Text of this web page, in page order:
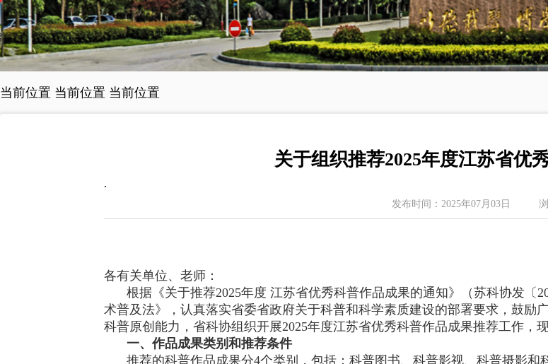
当前位置 当前位置 当前位置
关于组织推荐2025年度江苏省优
.
发布时间： 2025年07月03日
各有关单位、老师：
根据《关于推荐2025年度 江苏省优秀科普作品成果的通知》（苏科协发〔
术普及法》，认真落实省委省政府关于科普和科学素质建设的部署要求，鼓励
科普原创能力，省科协组织开展2025年度江苏省优秀科普作品成果推荐工作，
一、作品成果类别和推荐条件
推荐的科普作品成果分4个类别，包括：科普图书、科普影视、科普摄影和